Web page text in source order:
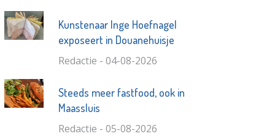
Kunstenaar Inge Hoefnagel
exposeert in Douanehuisje
Redactie - 04-08-2026
Steeds meer fastfood, ook in
Maassluis
Redactie - 05-08-2026